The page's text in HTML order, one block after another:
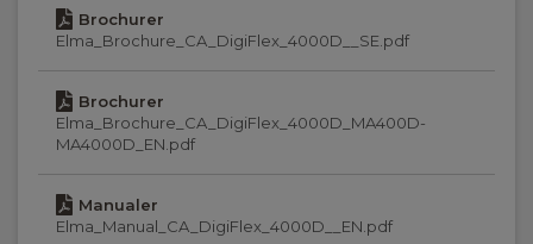
Sand RMS-måling:
Ja
Display og indikering
Digitalt display
Brochurer
Elma_Brochure_CA_DigiFlex_4000D__SE.pdf
Brochurer
Elma_Brochure_CA_DigiFlex_4000D_MA400D-
MA4000D_EN.pdf
Manualer
Elma_Manual_CA_DigiFlex_4000D__EN.pdf